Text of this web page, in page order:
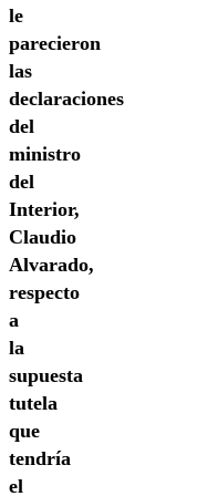
le
parecieron
las
declaraciones
del
ministro
del
Interior,
Claudio
Alvarado,
respecto
a
la
supuesta
tutela
que
tendría
el